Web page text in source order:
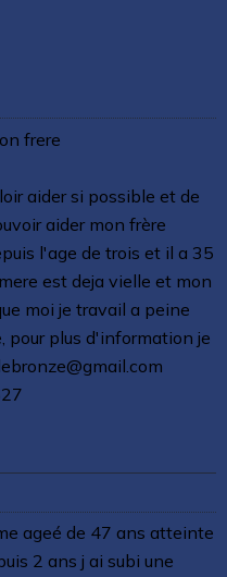
frere
aider si possible et de
aider mon frère
l'age de trois et il a 35
est deja vielle et mon
moi je travail a peine
pour plus d'information je
ageé de 47 ans atteinte
2 ans j ai subi une